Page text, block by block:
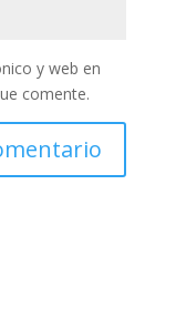
y web en
comente.